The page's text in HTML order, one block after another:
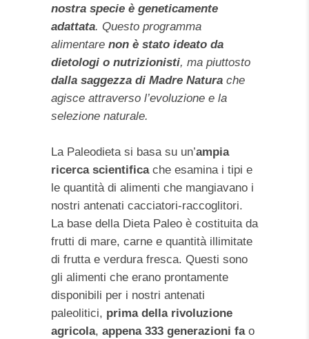
nostra specie è geneticamente
adattata. Questo programma
alimentare non è stato ideato da
dietologi o nutrizionisti, ma piuttosto
dalla saggezza di Madre Natura che
agisce attraverso l’evoluzione e la
selezione naturale.
La Paleodieta si basa su un’ampia
ricerca scientificache esamina i tipi e
le quantità di alimenti che mangiavano i
nostri antenati cacciatori-raccoglitori.
La base della Dieta Paleo è costituita da
frutti di mare, carne e quantità illimitate
di frutta e verdura fresca. Questi sono
gli alimenti che erano prontamente
disponibili per i nostri antenati
paleolitici, prima della rivoluzione
agricola, appena 333 generazioni fao